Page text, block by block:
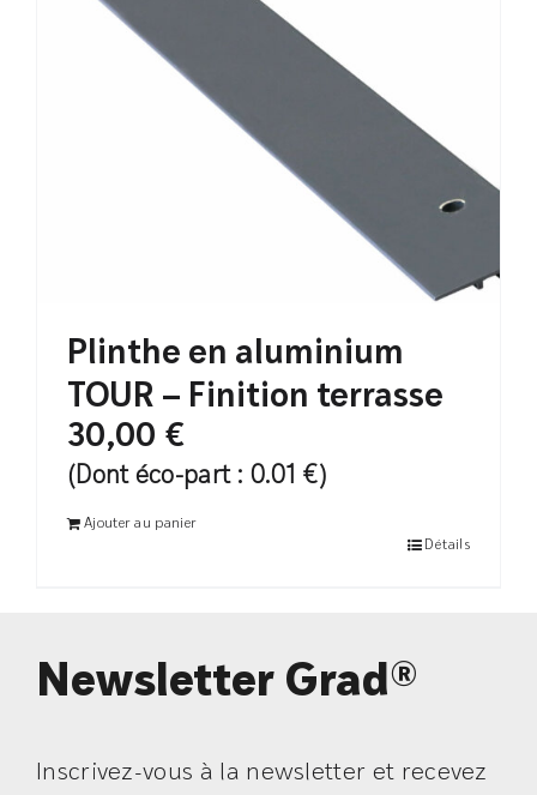
Plinthe en aluminium
TOUR – Finition terrasse
30,00 €
(Dont éco-part : 0.01 €)
Ajouter au panier
Détails
Newsletter Grad®
Inscrivez-vous à la newsletter et recevez